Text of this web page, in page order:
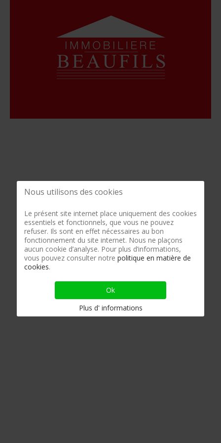
Nous utilisons des cookies
Le présent site internet place uniquement des cookies
essentiels et fonctionnels, que vous ne pouvez
refuser. Ils sont en effet nécessaires au bon
fonctionnement du site internet. Nous ne plaçons
aucun cookie d’analyse. Pour plus d’informations,
vous pouvez consulter notre politique en matière de
cookies.
Ok
Plus d' informations